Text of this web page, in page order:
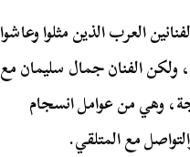
العرب الذين مثلوا وعاشوا
ولكن الفنان جمال سليمان مع
وهي من عوامل انسجام
مع المتلقي.